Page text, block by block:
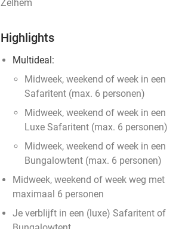
Zelhem
Highlights
Multideal:
Midweek, weekend of week in een
Safaritent (max. 6 personen)
Midweek, weekend of week in een
Luxe Safaritent (max. 6 personen)
Midweek, weekend of week in een
Bungalowtent (max. 6 personen)
Midweek, weekend of week weg met
maximaal 6 personen
Je verblijft in een (luxe) Safaritent of